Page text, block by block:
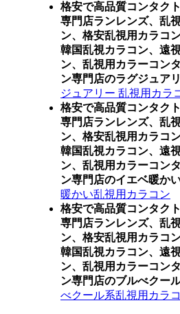
格安で高品質コンタク
専門店ランレンズ、乱
ン、格安乱視用カラコ
韓国乱視カラコン、遠
ン、乱視用カラーコン
ン専門店のラグジュア
ジュアリー 乱視用カラ
格安で高品質コンタク
専門店ランレンズ、乱
ン、格安乱視用カラコ
韓国乱視カラコン、遠
ン、乱視用カラーコン
ン専門店のイエベ暖か
暖かい乱視用カラコン
格安で高品質コンタク
専門店ランレンズ、乱
ン、格安乱視用カラコ
韓国乱視カラコン、遠
ン、乱視用カラーコン
ン専門店のブルべクー
べクール系乱視用カラ